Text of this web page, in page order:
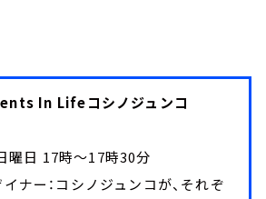
In Lifeコシノジュンコ
曜日 17時～17時30分
ナー：コシノジュンコが、それぞ